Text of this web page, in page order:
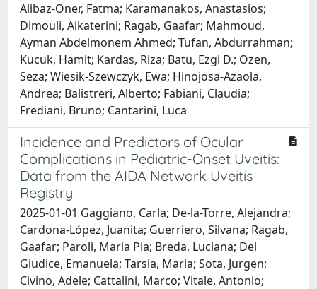
Alibaz-Oner, Fatma; Karamanakos, Anastasios;
Dimouli, Aikaterini; Ragab, Gaafar; Mahmoud,
Ayman Abdelmonem Ahmed; Tufan, Abdurrahman;
Kucuk, Hamit; Kardas, Riza; Batu, Ezgi D.; Ozen,
Seza; Wiesik-Szewczyk, Ewa; Hinojosa-Azaola,
Andrea; Balistreri, Alberto; Fabiani, Claudia;
Frediani, Bruno; Cantarini, Luca
Incidence and Predictors of Ocular
Complications in Pediatric-Onset Uveitis:
Data from the AIDA Network Uveitis
Registry
2025-01-01 Gaggiano, Carla; De-la-Torre, Alejandra;
Cardona-López, Juanita; Guerriero, Silvana; Ragab,
Gaafar; Paroli, Maria Pia; Breda, Luciana; Del
Giudice, Emanuela; Tarsia, Maria; Sota, Jurgen;
Civino, Adele; Cattalini, Marco; Vitale, Antonio;